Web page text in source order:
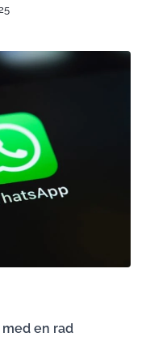
en rad